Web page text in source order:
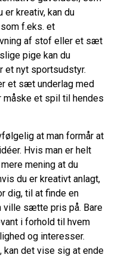
kreativ, kan du
f.eks. et
af stof eller et sæt
pige kan du
et nyt sportsudstyr.
et sæt underlag med
måske et spil til hendes
at man formår at
Hvis man er helt
mening at du
du er kreativt anlagt,
dig, til at finde en
ville sætte pris på. Bare
i forhold til hvem
og interesser.
det vise sig at ende